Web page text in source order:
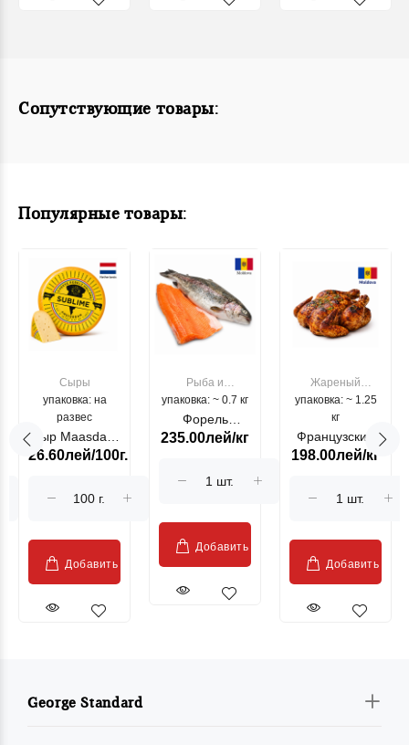
Сопутствующие товары:
Популярные товары:
Сыры
упаковка: на
развес
Сыр Maasdam
Sublime Cow
26.60лей/100г.
Добавить
Рыба и
морепродукты
упаковка: ~ 0.7 кг
Форель
лососевая
Moldovenesc"
235.00лей/кг
Добавить
Жареный
цыпленок
упаковка: ~ 1.25
кг
Французский
гриль, кг
198.00лей/кг
Добавить
George Standard